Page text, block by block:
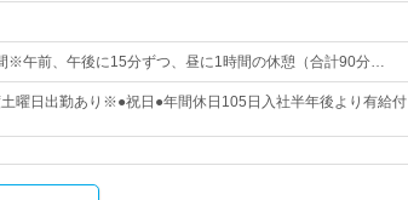
午前、午後に15分ずつ、昼に1時間の休憩（合計90分…
曜日出勤あり※●祝日●年間休日105日入社半年後より有給付